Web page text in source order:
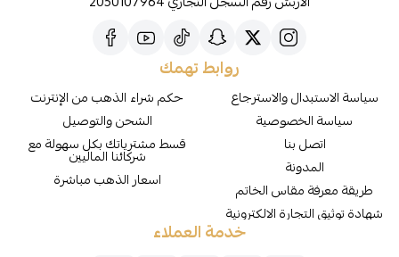
روابط تهمك
سياسة الاستبدال والاسترجاع
سياسة الخصوصية
اتصل بنا
المدونة
طريقة معرفة مقاس الخاتم
شهادة توثيق التجارة الالكترونية
حكم شراء الذهب من الإنترنت
الشحن والتوصيل
قسط مشترياتك بكل سهولة مع
شركائنا الماليين
اسعار الذهب مباشرة
خدمة العملاء